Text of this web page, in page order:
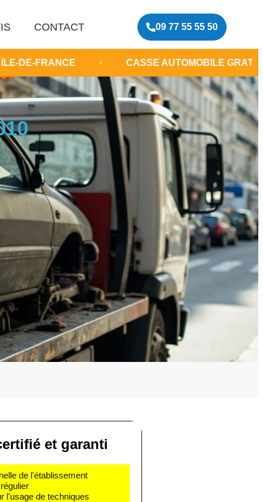
CONTACT 09 77 55 55 50
• CASSE AUTOMOBILE GRATUITE PARIS
et garanti
de l'établissement
l'usage de techniques